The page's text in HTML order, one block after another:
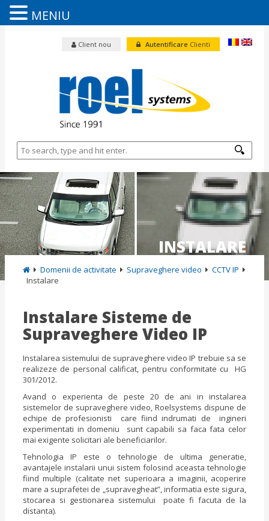
Autentificare Clienti
Client nou
INSTALARE
Domenii de activitate Supraveghere video
CCTV IP
Instalare
Instalare Sisteme de
Supraveghere Video IP
Instalarea sistemului de supraveghere video IP trebuie sa se
realizeze de personal calificat, pentru conformitate cu HG
301/2012.
Avand o experienta de peste 20 de ani in instalarea
sistemelor de supraveghere video, Roelsystems dispune de
echipe de profesionisti care fiind indrumati de ingineri
experimentati in domeniu sunt capabili sa faca fata celor
mai exigente solicitari ale beneficiarilor.
Tehnologia IP este o tehnologie de ultima generatie,
avantajele instalarii unui sistem folosind aceasta tehnologie
fiind multiple (calitate net superioara a imaginii, acoperire
mare a suprafetei de „supravegheat”, informatia este sigura,
stocarea si gestionarea sistemului poate fi facuta de la
distanta).
MENIU